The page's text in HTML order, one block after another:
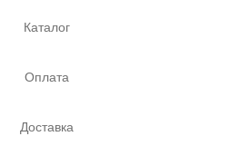
Каталог
Оплата
Доставка